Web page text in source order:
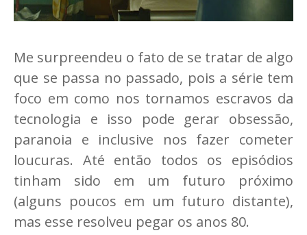
Me surpreendeu o fato de se tratar de algo
que se passa no passado, pois a série tem
foco em como nos tornamos escravos da
tecnologia e isso pode gerar obsessão,
paranoia e inclusive nos fazer cometer
loucuras. Até então todos os episódios
tinham sido em um futuro próximo
(alguns poucos em um futuro distante),
mas esse resolveu pegar os anos 80.